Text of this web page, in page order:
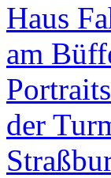
Haus
am
Portraits
der